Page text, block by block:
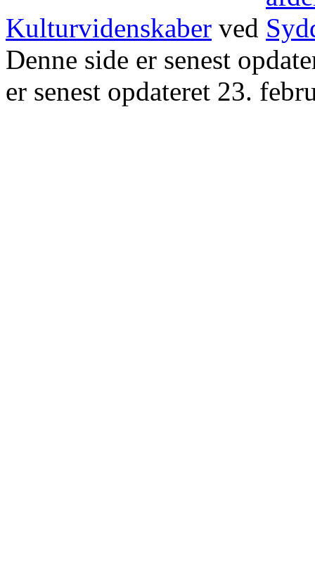
Kulturvidenskaber ved
Denne side er senest
er senest opdateret 23.